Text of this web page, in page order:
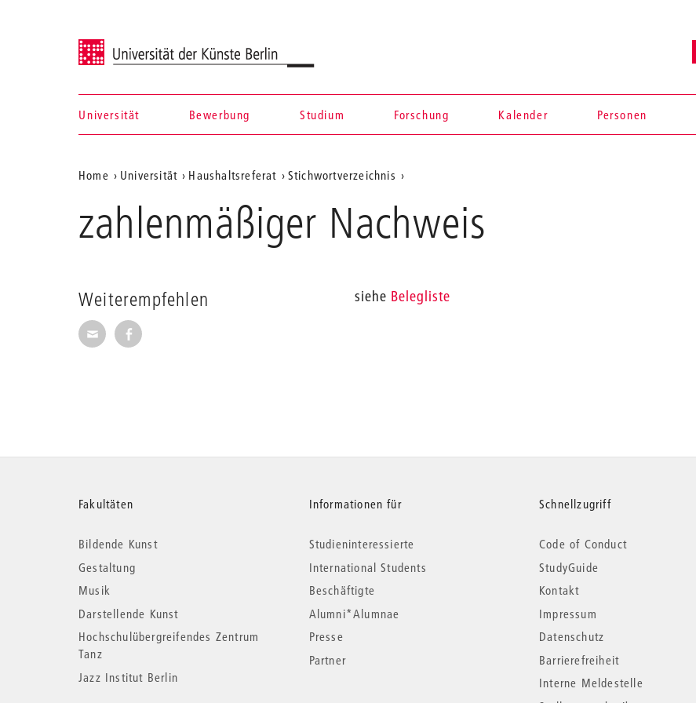
Universität der Künste Berlin
Navigation &
Suche
Universität Bewerbung Studium Forschung Kalender Personen
Aktuelle
Position
auf
Home Universität Haushaltsreferat Stichwortverzeichnis
zahlenmäßiger Nachweis
Weiterempfehlen
Seite per E-Mail weiterempfehlen
Seite auf Facebook weiterempfehlen
siehe Belegliste
Weitere
Informationen
Fakultäten
Bildende Kunst
Gestaltung
Musik
Darstellende Kunst
Hochschulübergreifendes Zentrum
Tanz
Jazz Institut Berlin
Informationen für
Studieninteressierte
International Students
Beschäftigte
Alumni*Alumnae
Presse
Partner
Schnellzugriff
Code of Conduct
StudyGuide
Kontakt
Impressum
Datenschutz
Barrierefreiheit
Interne Meldestelle